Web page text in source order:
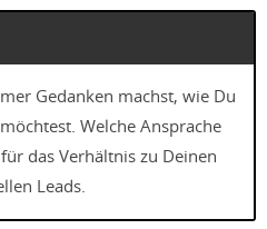
Gedanken machst, wie Du
Welche Ansprache
das Verhältnis zu Deinen
Leads.